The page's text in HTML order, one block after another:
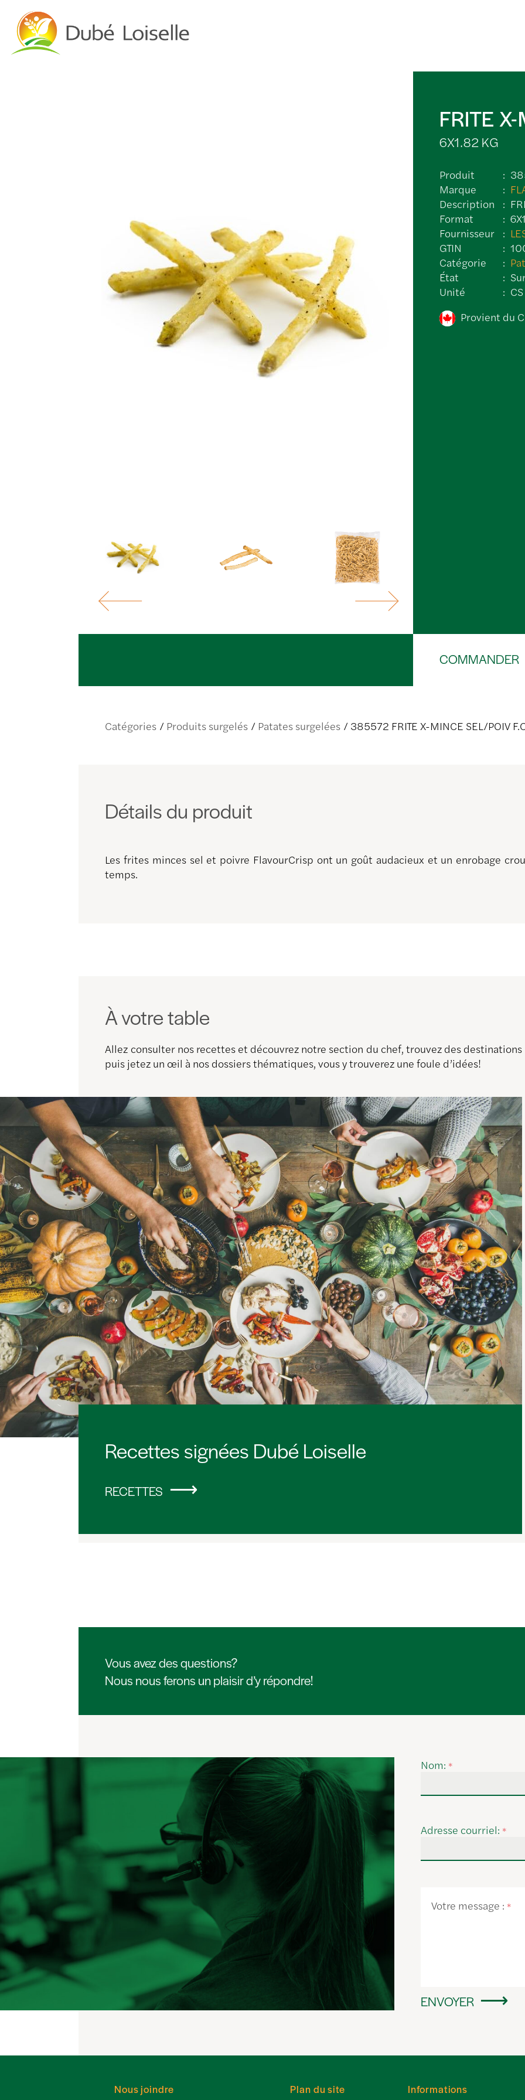
FRITE
6X1.82 KG
Produit
Marque
Description
Format
Fournisseur
GTIN
Catégorie
État
Unité
CS
Provient du
COMMANDER
Catégories Produits surgelés Patates surgelées 385572 FRITE X-MINCE SEL/POIV
Détails du produit
Les frites minces sel et poivre FlavourCrisp ont un goût audacieux et un enrobage
temps.
À votre table
Allez consulter nos recettes et découvrez notre section du chef, trouvez des
puis jetez un œil à nos dossiers thématiques, vous y trouverez une foule d’idées!
Recettes signées Dubé Loiselle
RECETTES
Vous avez des questions?
Nous nous ferons un plaisir d’y répondre!
Nom: *
Adresse courriel: *
Votre message : *
ENVOYER
Nous joindre Plan du site Informations